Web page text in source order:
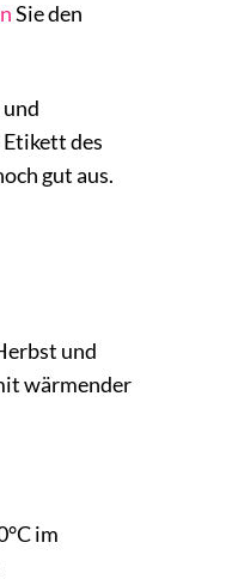
Sie den
des
gut aus.
und
wärmender
im